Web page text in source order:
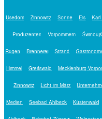
Usedom Zinnowitz Sonne Eis Karl
Produzenten Vorpommern
Rügen Brennerei Strand
Himmel Greifswald Mecklenburg-
Zinnowitz Licht im März
Medien Seebad Ahlbeck Küstenwald